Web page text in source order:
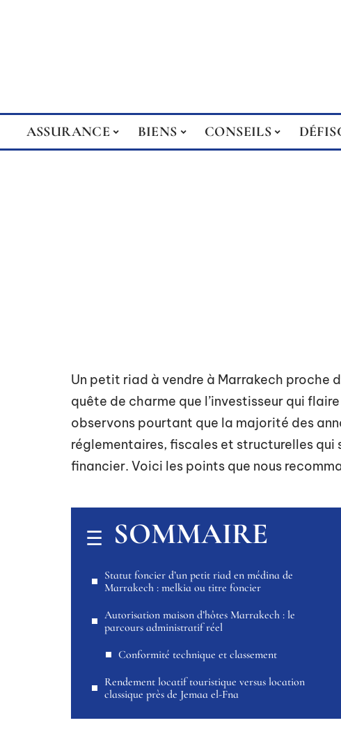
ASSURANCE BIENS CONSEILS
Un petit riad à vendre à Marrakech proche
quête de charme que l’investisseur qui
observons pourtant que la majorité des
réglementaires, fiscales et structurelles qui
financier. Voici les points que nous
SOMMAIRE
Statut foncier d’un petit riad en médina de
Marrakech : melkia ou titre foncier
Autorisation maison d’hôtes Marrakech : le
parcours administratif réel
Conformité technique et classement
Rendement locatif touristique versus location
classique près de Jemaa el-Fna